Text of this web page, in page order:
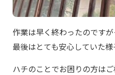
作業は早く終わったのです
最後はとても安心していた様
ハチのことでお困りの方は